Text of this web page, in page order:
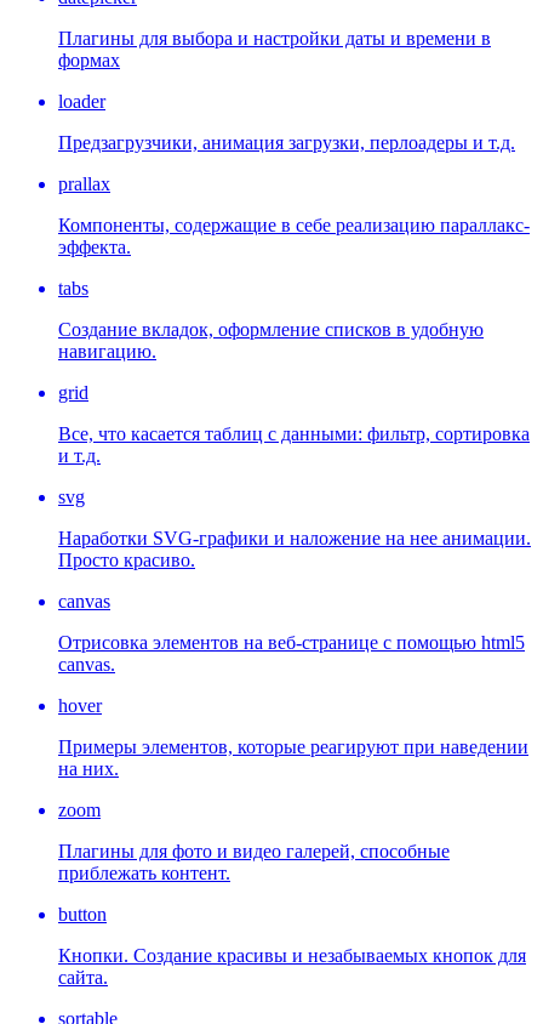
Плагины для выбора и настройки даты и времени в
формах
loader
Предзагрузчики, анимация загрузки, перлоадеры и т.д.
prallax
Компоненты, содержащие в себе реализацию параллакс-
эффекта.
tabs
Создание вкладок, оформление списков в удобную
навигацию.
grid
Все, что касается таблиц с данными: фильтр, сортировка
и т.д.
svg
Наработки SVG-графики и наложение на нее анимации.
Просто красиво.
canvas
Отрисовка элементов на веб-странице с помощью html5
canvas.
hover
Примеры элементов, которые реагируют при наведении
на них.
zoom
Плагины для фото и видео галерей, способные
приблежать контент.
button
Кнопки. Создание красивы и незабываемых кнопок для
сайта.
sortable